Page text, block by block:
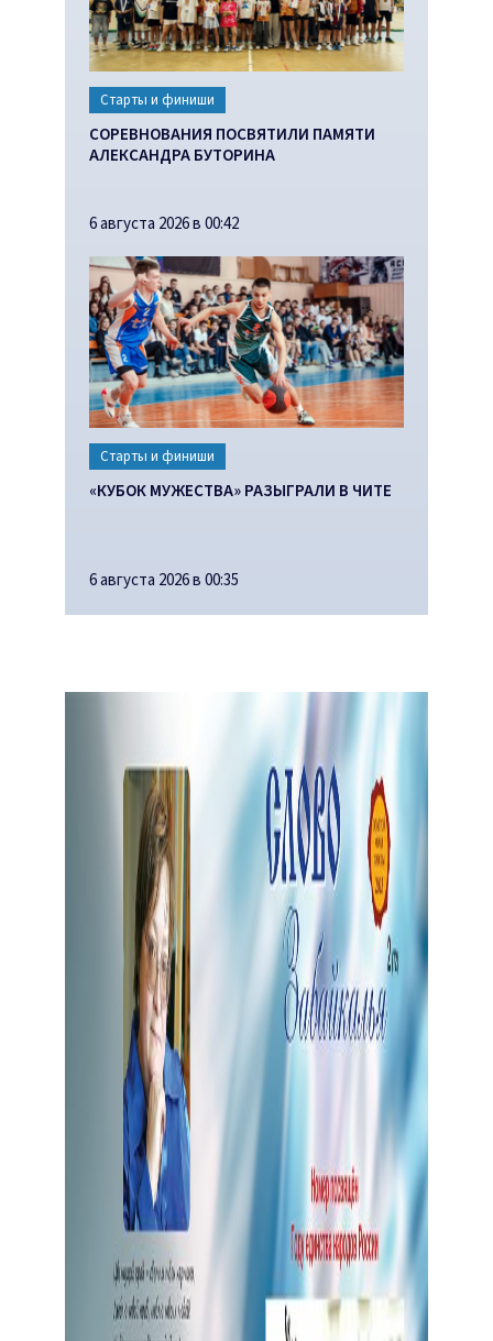
Старты и финиши
СОРЕВНОВАНИЯ ПОСВЯТИЛИ ПАМЯТИ
АЛЕКСАНДРА БУТОРИНА
6 августа 2026 в 00:42
Старты и финиши
«КУБОК МУЖЕСТВА» РАЗЫГРАЛИ В ЧИТЕ
6 августа 2026 в 00:35